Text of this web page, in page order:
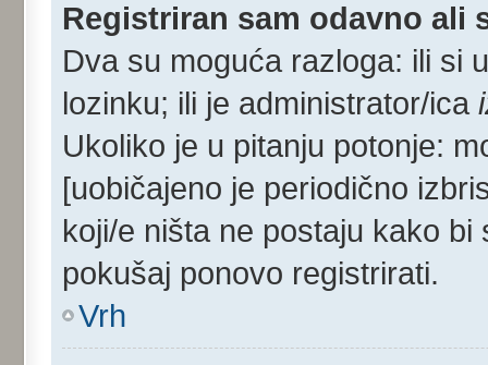
Registriran sam odavno ali
Dva su moguća razloga: ili si
lozinku; ili je administrator/ica
Ukoliko je u pitanju potonje:
[uobičajeno je periodično
koji/e ništa ne postaju kako
pokušaj ponovo registrirati.
Vrh